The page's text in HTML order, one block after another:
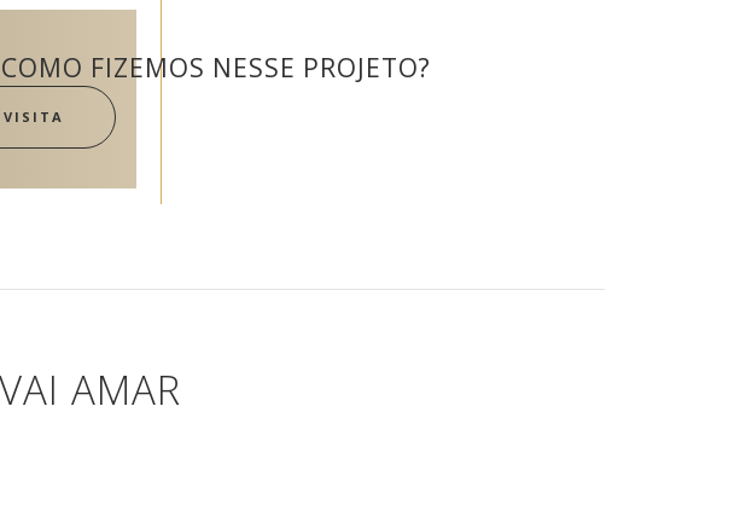
FIZEMOS NESSE PROJETO?
VISITA
AMAR